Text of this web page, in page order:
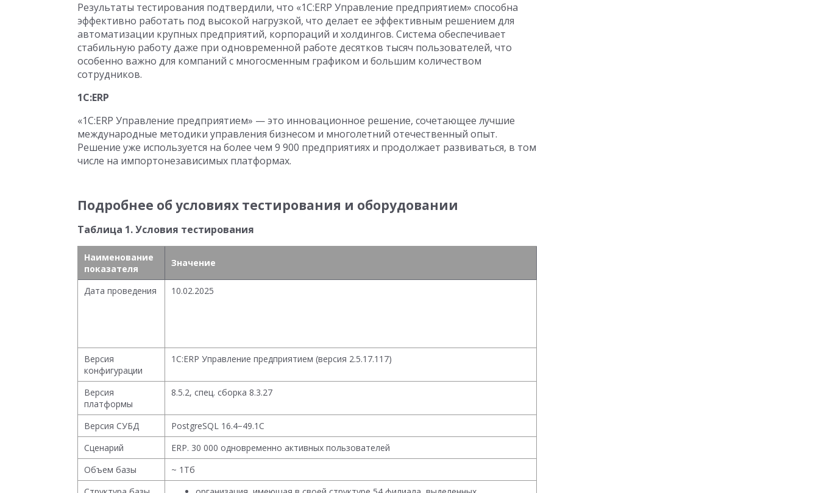
Результаты тестирования подтвердили, что «1С:ERP Управление предприятием» способна
эффективно работать под высокой нагрузкой, что делает ее эффективным решением для
автоматизации крупных предприятий, корпораций и холдингов. Система обеспечивает
стабильную работу даже при одновременной работе десятков тысяч пользователей, что
особенно важно для компаний с многосменным графиком и большим количеством
сотрудников.
1С:ERP
«1С:ERP Управление предприятием» — это инновационное решение, сочетающее лучшие
международные методики управления бизнесом и многолетний отечественный опыт.
Решение уже используется на более чем 9 900 предприятиях и продолжает развиваться, в том
числе на импортонезависимых платформах.
Подробнее об условиях тестирования и оборудовании
Таблица 1. Условия тестирования
Наименование
показателя
Значение
Дата проведения 10.02.2025
Версия
конфигурации
1С:ERP Управление предприятием (версия 2.5.17.117)
Версия
платформы
8.5.2, спец. сборка 8.3.27
Версия СУБД
PostgreSQL 16.4−49.1C
Сценарий
ERP. 30 000 одновременно активных пользователей
Объем базы
~ 1Тб